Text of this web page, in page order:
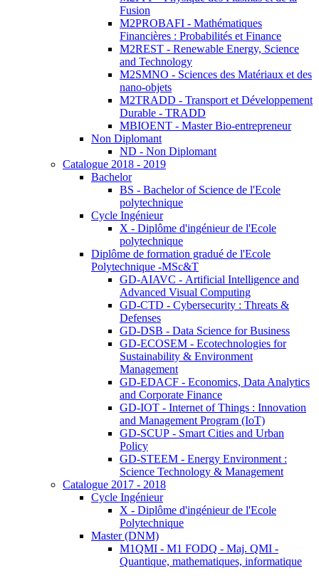
Fusion
M2PROBAFI - Mathématiques
Financières : Probabilités et Finance
M2REST - Renewable Energy, Science
and Technology
M2SMNO - Sciences des Matériaux et des
nano-objets
M2TRADD - Transport et Développement
Durable - TRADD
MBIOENT - Master Bio-entrepreneur
Non Diplomant
ND - Non Diplomant
Catalogue 2018 - 2019
Bachelor
BS - Bachelor of Science de l'Ecole
polytechnique
Cycle Ingénieur
X - Diplôme d'ingénieur de l'Ecole
polytechnique
Diplôme de formation gradué de l'Ecole
Polytechnique -MSc&T
GD-AIAVC - Artificial Intelligence and
Advanced Visual Computing
GD-CTD - Cybersecurity : Threats &
Defenses
GD-DSB - Data Science for Business
GD-ECOSEM - Ecotechnologies for
Sustainability & Environment
Management
GD-EDACF - Economics, Data Analytics
and Corporate Finance
GD-IOT - Internet of Things : Innovation
and Management Program (IoT)
GD-SCUP - Smart Cities and Urban
Policy
GD-STEEM - Energy Environment :
Science Technology & Management
Catalogue 2017 - 2018
Cycle Ingénieur
X - Diplôme d'ingénieur de l'Ecole
Polytechnique
Master (DNM)
M1QMI - M1 FODQ - Maj. QMI -
Quantique, mathematiques, informatique